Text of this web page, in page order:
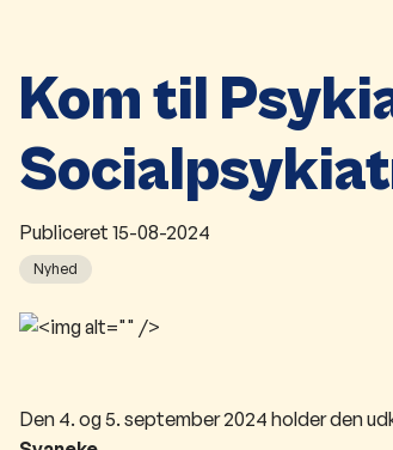
Kom til
Publiceret 15-08-2024
Nyhed
​​Den 4. og 5. september 2024 holder den